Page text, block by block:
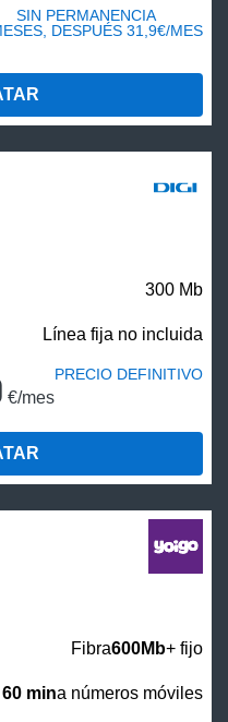
SIN PERMANENCIA
DESPUÉS 31,9€/MES
300 Mb
Línea fija no incluida
€/mes
PRECIO DEFINITIVO
Fibra600Mb+ fijo
mina números móviles